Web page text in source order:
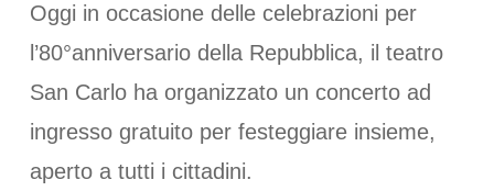
Oggi in occasione delle celebrazioni per
l’80°anniversario della Repubblica, il teatro
San Carlo ha organizzato un concerto ad
ingresso gratuito per festeggiare insieme,
aperto a tutti i cittadini.